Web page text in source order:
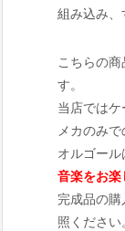
組み込み、
こちらの
す。
当店では
メカのみ
オルゴール
音楽をお楽
完成品の
照ください